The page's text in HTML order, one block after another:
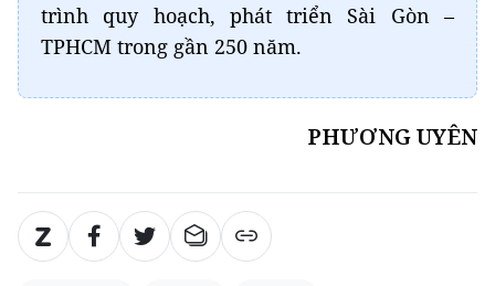
trình quy hoạch, phát triển Sài Gòn –
TPHCM trong gần 250 năm.
PHƯƠNG UYÊN